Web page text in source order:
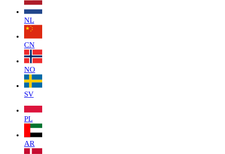
NL
CN
NO
SV
PL
AR